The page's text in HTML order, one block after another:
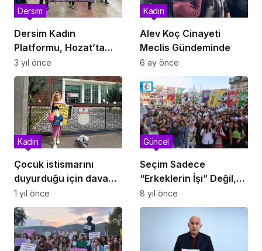
Dersim Kadın
Platformu, Hozat’ta
yaşanan cinsel
istismarı protesto etti
Dersim
3 yıl önce
Alev Koç Cinayeti
Meclis Gündeminde
Kadın
6 ay önce
Çocuk istismarını
duyurduğu için dava
açılan Çetiner, beraat
etti
Kadın
1 yıl önce
Seçim Sadece
“Erkeklerin İşi” Değil,
Kadınlar Var
Güncel
8 yıl önce